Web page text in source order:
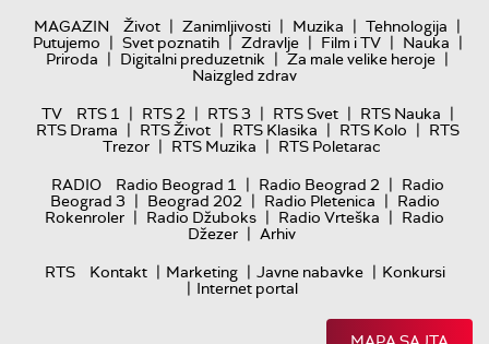
MAGAZIN
Život | Zanimljivosti | Muzika | Tehnologija |
Putujemo | Svet poznatih | Zdravlje | Film i TV | Nauka |
Priroda | Digitalni preduzetnik | Za male velike heroje |
Naizgled zdrav
TV
RTS 1 | RTS 2 | RTS 3 | RTS Svet | RTS Nauka |
RTS Drama | RTS Život | RTS Klasika | RTS Kolo | RTS
Trezor | RTS Muzika | RTS Poletarac
RADIO
Radio Beograd 1 | Radio Beograd 2 | Radio
Beograd 3 | Beograd 202 | Radio Pletenica | Radio
Rokenroler | Radio Džuboks | Radio Vrteška | Radio
Džezer | Arhiv
RTS
Kontakt | Marketing | Javne nabavke | Konkursi
| Internet portal